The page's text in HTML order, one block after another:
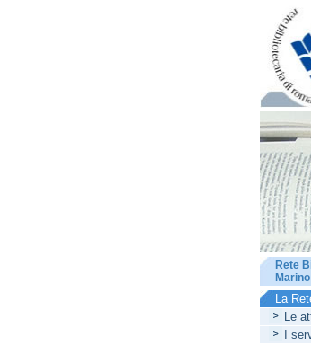
Rete
Marino
La
Le
I